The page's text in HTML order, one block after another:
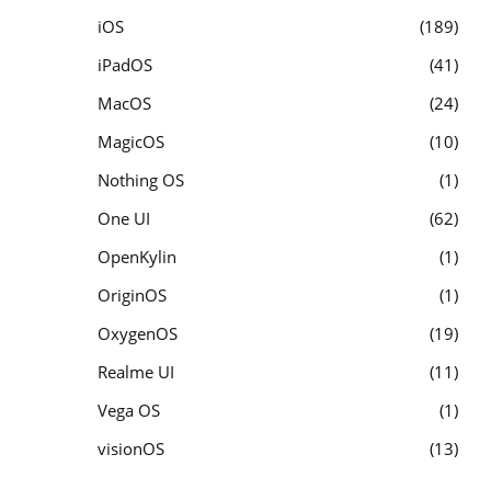
iOS
189
iPadOS
41
MacOS
24
MagicOS
10
Nothing OS
1
One UI
62
OpenKylin
1
OriginOS
1
OxygenOS
19
Realme UI
11
Vega OS
1
visionOS
13